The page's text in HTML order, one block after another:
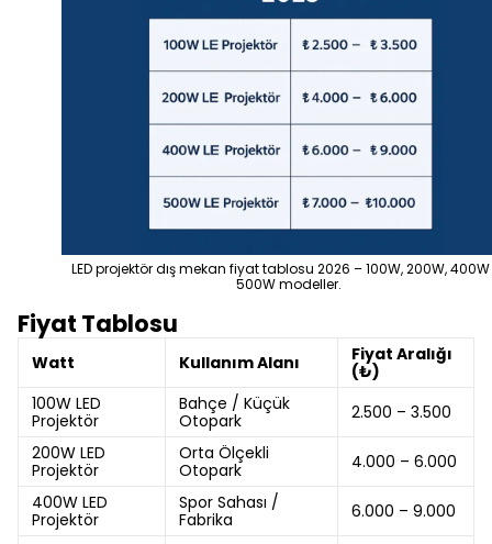
LED projektör dış mekan fiyat tablosu 2026 – 100W, 200W,
500W modeller.
Fiyat Tablosu
Watt Kullanım Alanı
Fiyat Aralığı
(₺)
100W LED
Projektör
Bahçe / Küçük
Otopark
2.500 – 3.500
200W LED
Projektör
Orta Ölçekli
Otopark
4.000 – 6.000
400W LED
Projektör
Spor Sahası /
Fabrika
6.000 – 9.000